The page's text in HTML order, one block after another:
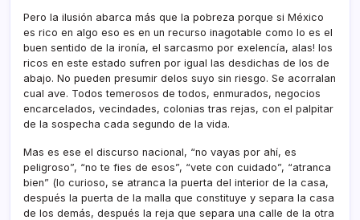
Pero la ilusión abarca más que la pobreza porque si México
es rico en algo eso es en un recurso inagotable como lo es el
buen sentido de la ironí­a, el sarcasmo por exelencí­a, alas! los
ricos en este estado sufren por igual las desdichas de los de
abajo. No pueden presumir delos suyo sin riesgo. Se acorralan
cual ave. Todos temerosos de todos, enmurados, negocios
encarcelados, vecindades, colonias tras rejas, con el palpitar
de la sospecha cada segundo de la vida.
Mas es ese el discurso nacional, “no vayas por ahí­, es
peligroso”, “no te fies de esos”, “vete con cuidado”, “atranca
bien” (lo curioso, se atranca la puerta del interior de la casa,
después la puerta de la malla que constituye y separa la casa
de los demás, después la reja que separa una calle de la otra